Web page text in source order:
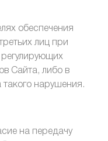
обеспечения
лиц при
Сайта, либо в
такого нарушения.
на передачу